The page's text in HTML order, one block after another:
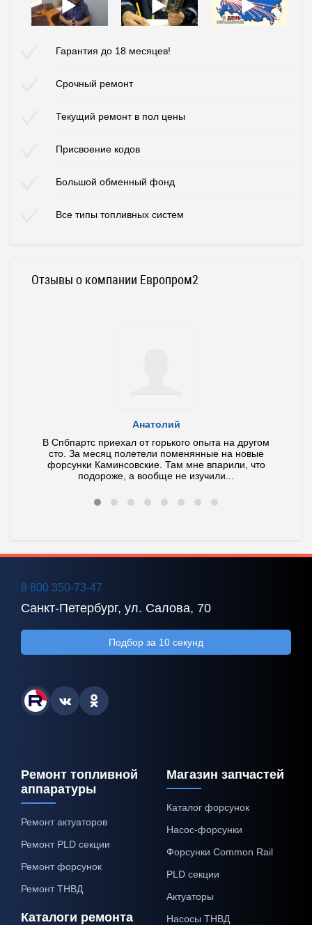
Гарантия до 18 месяцев!
Срочный ремонт
Текущий ремонт в пол цены
Присвоение кодов
Большой обменный фонд
Все типы топливных систем
Отзывы о компании Европром2
Анатолий
В Спбпартс приехал от горького опыта на другом
сто. За месяц полетели поменянные на новые
форсунки Каминсовские. Там мне впарили, что
подороже, а вообще не изучили...
8 800 350-73-47
Санкт-Петербург, ул. Салова, 70
Подбор за 10 секунд
Ремонт топливной
аппаратуры
Ремонт актуаторов
Ремонт PLD секции
Ремонт форсунок
Ремонт ТНВД
Каталоги ремонта
Магазин запчастей
Каталог форсунок
Насос-форсунки
Форсунки Common Rail
PLD секции
Актуаторы
Насосы ТНВД